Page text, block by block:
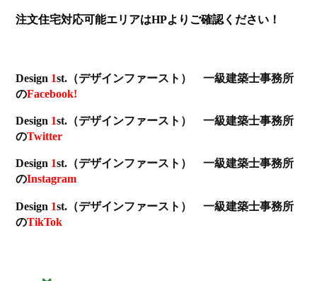
注文住宅対応可能エリアはHPよりご確認ください！
Design 1st.（デザインファースト） 一級建築士事務所
のFacebook!
Design 1st.（デザインファースト） 一級建築士事務所
のTwitter
Design 1st.（デザインファースト） 一級建築士事務所
のInstagram
Design 1st.（デザインファースト） 一級建築士事務所
のTikTok